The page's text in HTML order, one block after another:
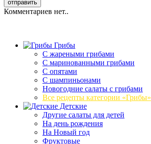
Комментариев нет..
Грибы
C жареными грибами
C маринованными грибами
C опятами
C шампиньонами
Новогодние салаты с грибами
Все рецепты категории «Грибы»
Детские
Другие салаты для детей
На день рождения
На Новый год
Фруктовые